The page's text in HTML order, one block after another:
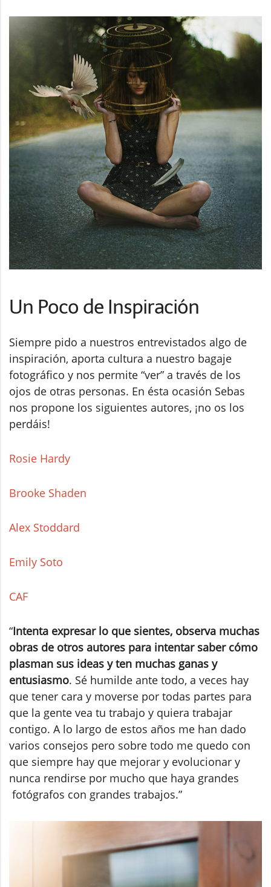
Un Poco de Inspiración
Siempre pido a nuestros entrevistados algo de
inspiración, aporta cultura a nuestro bagaje
fotográfico y nos permite “ver” a través de los
ojos de otras personas. En ésta ocasión Sebas
nos propone los siguientes autores, ¡no os los
perdáis!
Rosie Hardy
Brooke Shaden
Alex Stoddard
Emily Soto
CAF
“Intenta expresar lo que sientes, observa muchas
obras de otros autores para intentar saber cómo
plasman sus ideas y ten muchas ganas y
entusiasmo. Sé humilde ante todo, a veces hay
que tener cara y moverse por todas partes para
que la gente vea tu trabajo y quiera trabajar
contigo. A lo largo de estos años me han dado
varios consejos pero sobre todo me quedo con
que siempre hay que mejorar y evolucionar y
nunca rendirse por mucho que haya grandes
fotógrafos con grandes trabajos.”